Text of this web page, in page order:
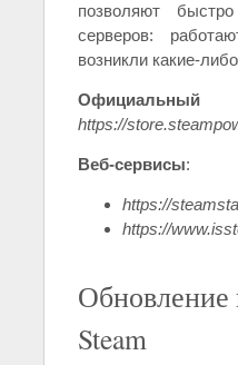
позволяют
серверов:
возникли какие-
Официальный
https://
Веб-сервисы:
https://
https://
Steam